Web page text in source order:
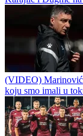
Radnik krenuo
Velež krenuo očajno